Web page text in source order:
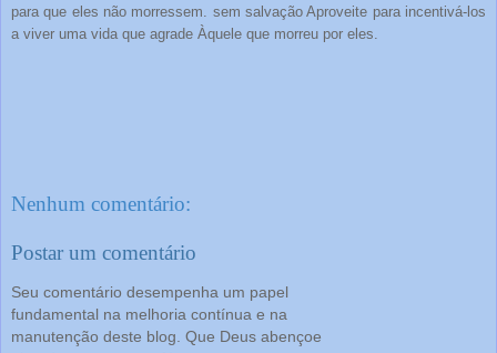
para que eles não morressem. sem salvação Aproveite para incentivá-los
a viver uma vida que agrade Àquele que morreu por eles.
Nenhum comentário:
Postar um comentário
Seu comentário desempenha um papel
fundamental na melhoria contínua e na
manutenção deste blog. Que Deus abençoe